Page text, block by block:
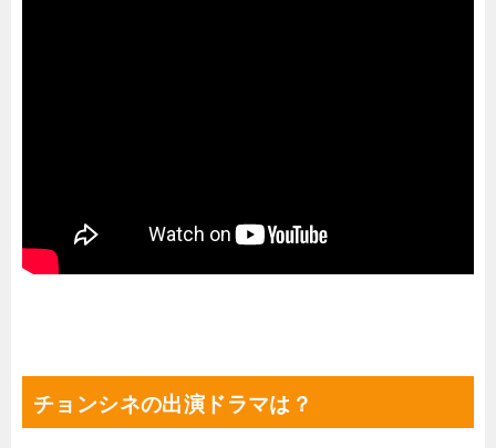
チョンシネの出演ドラマは？